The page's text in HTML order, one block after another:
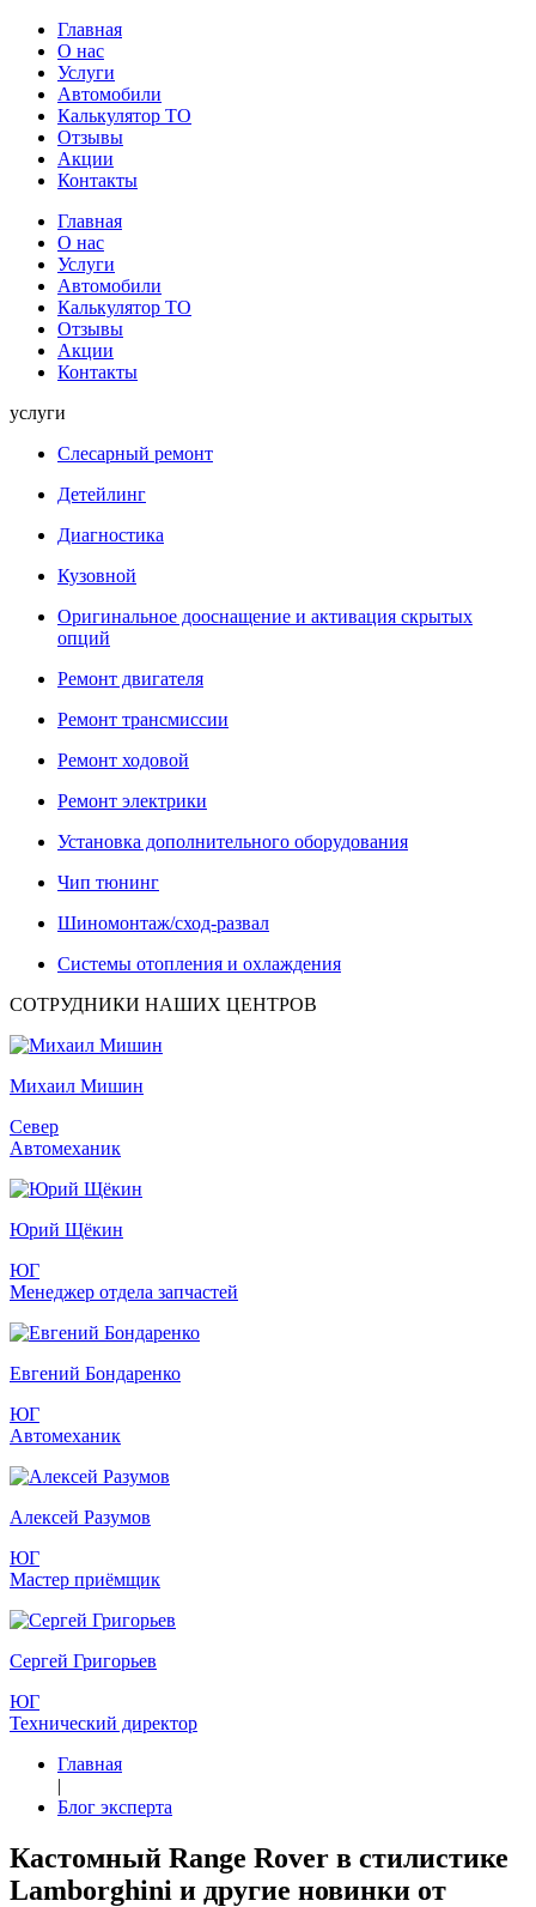
Главная
О нас
Услуги
Автомобили
Калькулятор ТО
Отзывы
Акции
Контакты
Главная
О нас
Услуги
Автомобили
Калькулятор ТО
Отзывы
Акции
Контакты
услуги
Слесарный ремонт
Детейлинг
Диагностика
Кузовной
Оригинальное дооснащение и активация скрытых
опций
Ремонт двигателя
Ремонт трансмиссии
Ремонт ходовой
Ремонт электрики
Установка дополнительного оборудования
Чип тюнинг
Шиномонтаж/сход-развал
Системы отопления и охлаждения
СОТРУДНИКИ НАШИХ ЦЕНТРОВ
Михаил Мишин
Север
Автомеханик
Юрий Щёкин
ЮГ
Менеджер отдела запчастей
Евгений Бондаренко
ЮГ
Автомеханик
Алексей Разумов
ЮГ
Мастер приёмщик
Сергей Григорьев
ЮГ
Технический директор
Главная
|
Блог эксперта
Кастомный Range Rover в стилистике
Lamborghini и другие новинки от